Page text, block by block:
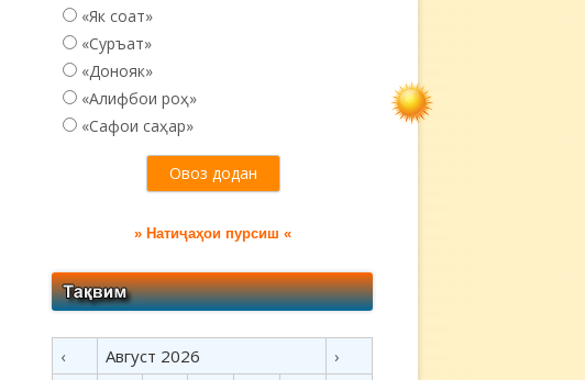
«Як соат»
«Суръат»
«Донояк»
«Алифбои роҳ»
«Сафои саҳар»
» Натиҷаҳои пурсиш «
‹ Август 2026 ›